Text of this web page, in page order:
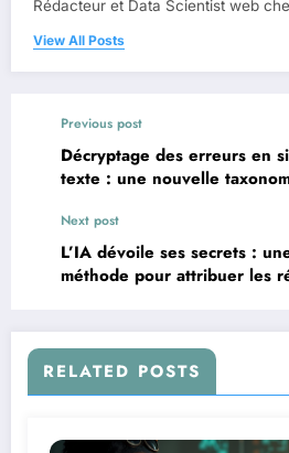
Rédacteur et Data Scientist web
View All Posts
Previous post
Décryptage des erreurs en
texte : une nouvelle
Next post
L’IA dévoile ses secrets :
méthode pour attribuer les
RELATED POSTS